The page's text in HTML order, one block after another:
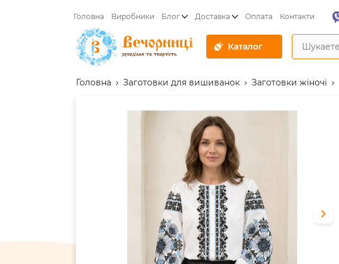
Головна Виробники Блог Доставка Оплата Контакти
Каталог
Головна Заготовки для вишиванок Заготовки жіночі